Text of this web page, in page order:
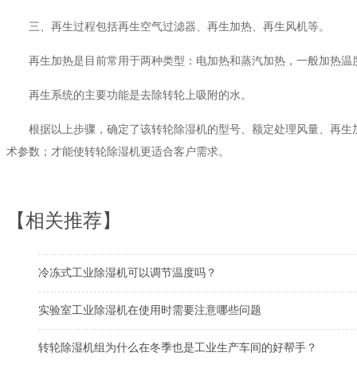
三、再生过程包括再生空气过滤器、再生加热、再生风机等。
再生加热是目前常用于两种类型：电加热和蒸汽加热，一般加热
再生系统的主要功能是去除转轮上吸附的水。
根据以上步骤，确定了该转轮除湿机的型号、额定处理风量、再生
术参数；才能使转轮除湿机更适合客户需求。
【相关推荐】
冷冻式工业除湿机可以调节温度吗？
实验室工业除湿机在使用时需要注意哪些问题
转轮除湿机组为什么在冬季也是工业生产车间的好帮手？